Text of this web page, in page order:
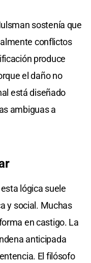
sostenía que
conflictos
produce
el daño no
está diseñado
ambiguas a
lógica suele
y social. Muchas
en castigo. La
anticipada
El filósofo